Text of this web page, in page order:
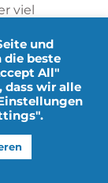
viel
stehen
die
und
die beste
All"
dass wir alle